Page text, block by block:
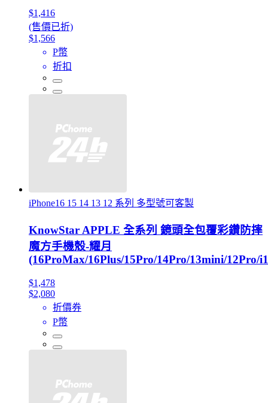
$1,416
(售價已折)
$1,566
P幣
折扣
iPhone16 15 14 13 12 系列 多型號可客製
KnowStar APPLE 全系列 鏡頭全包覆彩鑽防摔
魔方手機殼-耀月
(16ProMax/16Plus/15Pro/14Pro/13mini/12Pro/
$1,478
$2,080
折價券
P幣